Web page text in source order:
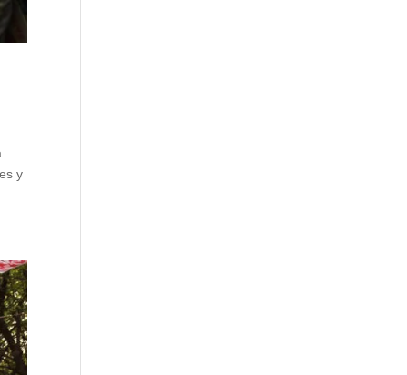
y